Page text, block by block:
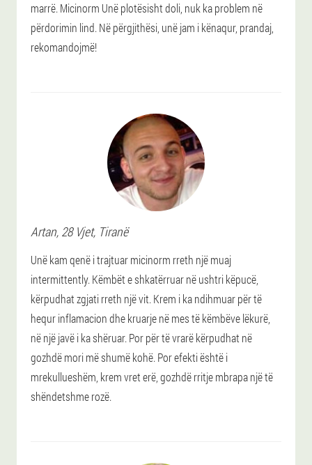
marrë. Micinorm Unë plotësisht doli, nuk ka problem në
përdorimin lind. Në përgjithësi, unë jam i kënaqur, prandaj,
rekomandojmë!
Artan, 28 Vjet, Tiranë
Unë kam qenë i trajtuar micinorm rreth një muaj
intermittently. Këmbët e shkatërruar në ushtri këpucë,
kërpudhat zgjati rreth një vit. Krem i ka ndihmuar për të
hequr inflamacion dhe kruarje në mes të këmbëve lëkurë,
në një javë i ka shëruar. Por për të vrarë kërpudhat në
gozhdë mori më shumë kohë. Por efekti është i
mrekullueshëm, krem vret erë, gozhdë rritje mbrapa një të
shëndetshme rozë.